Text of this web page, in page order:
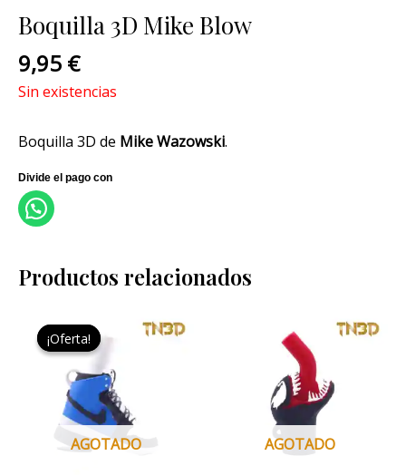
Boquilla 3D Mike Blow
9,95 €
Sin existencias
Boquilla 3D de Mike Wazowski.
Productos relacionados
¡Oferta!
AGOTADO
¡Oferta!
precio
original
era:
9,95 €.
precio
actual
7,50 €.
AGOTADO